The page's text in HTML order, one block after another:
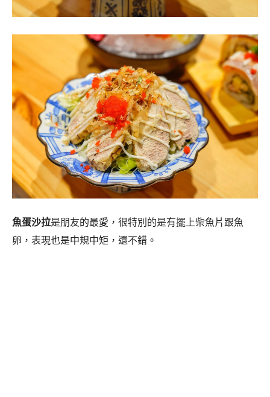
魚蛋沙拉是朋友的最愛，很特別的是有擺上柴魚片跟魚
卵，表現也是中規中矩，還不錯。